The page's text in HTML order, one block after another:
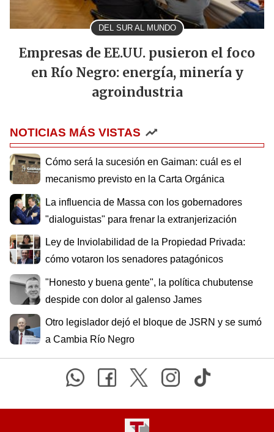
DEL SUR AL MUNDO
Empresas de EE.UU. pusieron el foco
en Río Negro: energía, minería y
agroindustria
NOTICIAS MÁS VISTAS
Cómo será la sucesión en Gaiman: cuál es el
mecanismo previsto en la Carta Orgánica
La influencia de Massa con los gobernadores
"dialoguistas" para frenar la extranjerización
Ley de Inviolabilidad de la Propiedad Privada:
cómo votaron los senadores patagónicos
"Honesto y buena gente", la política chubutense
despide con dolor al galenso James
Otro legislador dejó el bloque de JSRN y se sumó
a Cambia Río Negro